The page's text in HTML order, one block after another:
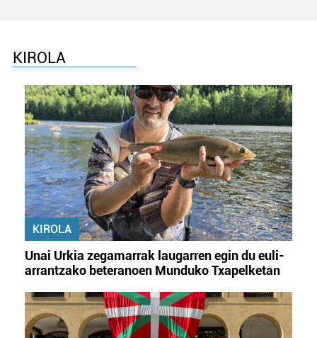
KIROLA
KIROLA
Unai Urkia zegamarrak laugarren egin du euli-
arrantzako beteranoen Munduko Txapelketan